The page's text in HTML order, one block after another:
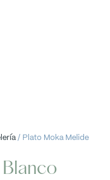
/ Plato Moka Melide